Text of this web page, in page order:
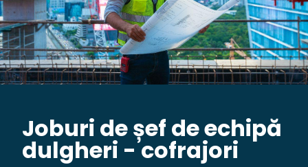
Joburi de șef de echipă
dulgheri - cofrajori